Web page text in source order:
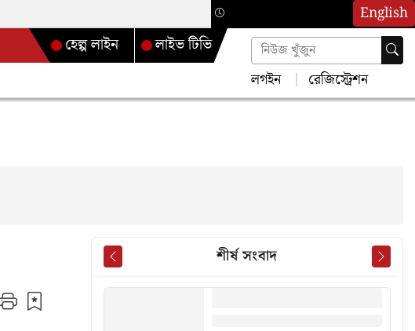
English
লাইভ টিভি
হেল্প লাইন
লগইন রেজিস্ট্রেশন
শীর্ষ সংবাদ